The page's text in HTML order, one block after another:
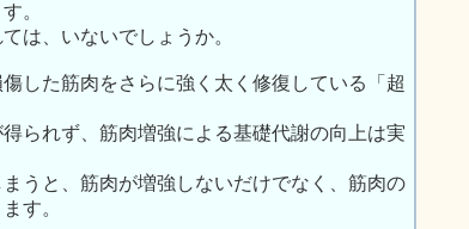
。
は、いないでしょうか。
した筋肉をさらに強く太く修復している「超
られず、筋肉増強による基礎代謝の向上は実
うと、筋肉が増強しないだけでなく、筋肉の
す。